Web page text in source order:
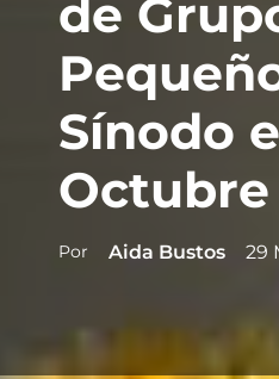
de
Sínodo
Octubre
Por Aida Bustos 29